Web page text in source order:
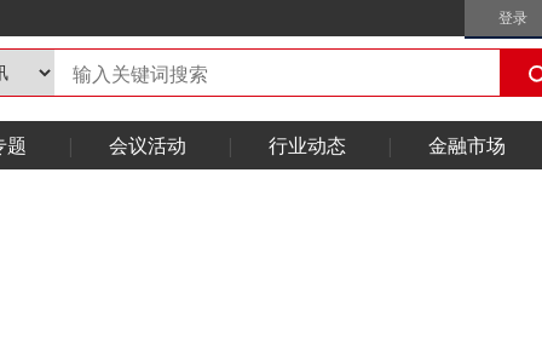
登录
题 会议活动 行业动态 金融市场